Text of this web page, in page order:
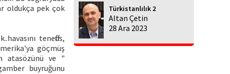
oldukça pek çok
teneffüs,
göçmüş
atasözünü ve "
buyruğunu
Türkistanlılık 2
Altan Çetin
28 Ara 2023